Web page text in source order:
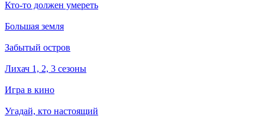
Кто-то должен умереть
Большая земля
Забытый остров
Лихач 1, 2, 3 сезоны
Игра в кино
Угадай, кто настоящий